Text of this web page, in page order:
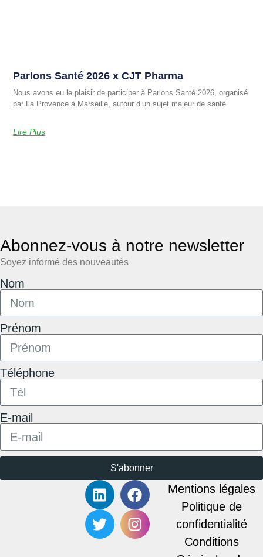
Parlons Santé 2026 x CJT Pharma
Nous avons eu le plaisir de participer à Parlons Santé 2026, organisé
par La Provence à Marseille, autour d’un sujet majeur de santé
Lire Plus
Abonnez-vous à notre newsletter
Soyez informé des nouveautés
Nom
Prénom
Téléphone
E-mail
S'abonner
Mentions légales
Politique de
confidentialité
Conditions